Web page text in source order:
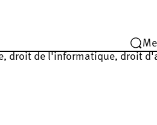
droit de l'informatique, droit